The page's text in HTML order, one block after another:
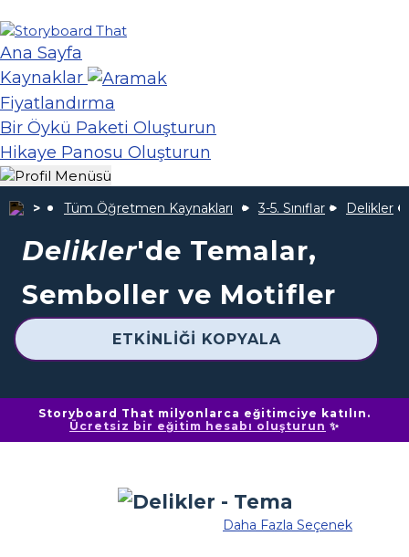
Ana Sayfa
Kaynaklar
Fiyatlandırma
Bir Öykü Paketi Oluşturun
Hikaye Panosu Oluşturun
Tüm Öğretmen Kaynakları 3-5. Sınıflar Delikler
Delikler'de Temalar,
Semboller ve Motifler
ETKINLIĞI KOPYALA
Storyboard That milyonlarca eğitimciye katılın.
Ücretsiz bir eğitim hesabı oluşturun ✨
Daha Fazla Seçenek